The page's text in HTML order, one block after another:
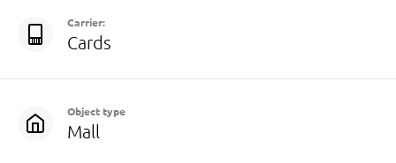
Carrier:
Cards
Object type
Mall